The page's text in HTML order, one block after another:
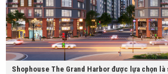
Shophouse The Grand Harbor được lựa chọn là